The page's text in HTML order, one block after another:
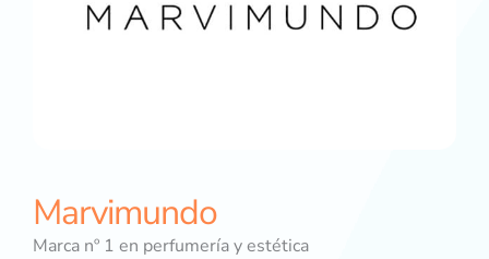
Marvimundo
Marca nº 1 en perfumería y estética